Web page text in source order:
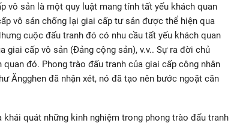
vô sản là một quy luật mang tính tất yếu khách quan
vô sản chống lại giai cấp tư sản được thể hiện qua
cuộc đấu tranh đó có nhu cầu tất yếu khách quan
cấp vô sản (Đảng cộng sản), v.v.. Sự ra đời chủ
đó. Phong trào đấu tranh của giai cấp công nhân
Ăngghen đã nhận xét, nó đã tạo nên bước ngoặt căn
quát những kinh nghiệm trong phong trào đấu tranh